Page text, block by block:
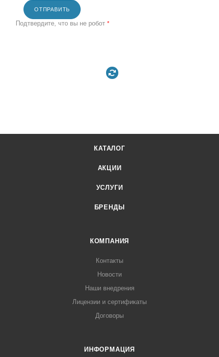
ОТПРАВИТЬ
Подтвердите, что вы не робот *
КАТАЛОГ
АКЦИИ
УСЛУГИ
БРЕНДЫ
КОМПАНИЯ
Контакты
Новости
Наши внедрения
Лицензии и сертификаты
Договоры
ИНФОРМАЦИЯ